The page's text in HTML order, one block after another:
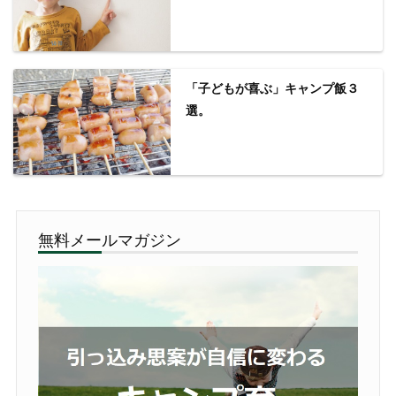
「子どもが喜ぶ」キャンプ飯３
選。
無料メールマガジン